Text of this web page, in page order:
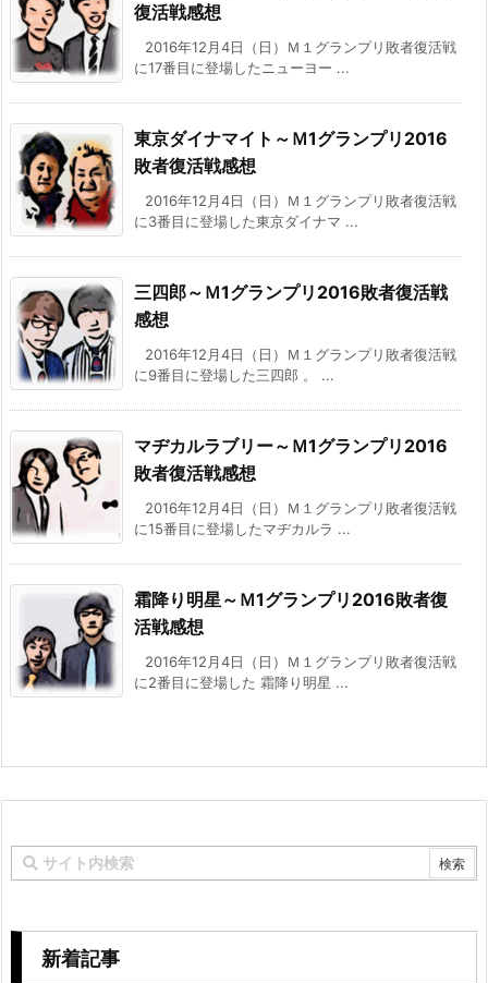
復活戦感想
2016年12月4日（日）Ｍ１グランプリ敗者復活戦
に17番目に登場したニューヨー ...
東京ダイナマイト～Ｍ1グランプリ2016
敗者復活戦感想
2016年12月4日（日）Ｍ１グランプリ敗者復活戦
に3番目に登場した東京ダイナマ ...
三四郎～Ｍ1グランプリ2016敗者復活戦
感想
2016年12月4日（日）Ｍ１グランプリ敗者復活戦
に9番目に登場した三四郎 。 ...
マヂカルラブリー～Ｍ1グランプリ2016
敗者復活戦感想
2016年12月4日（日）Ｍ１グランプリ敗者復活戦
に15番目に登場したマヂカルラ ...
霜降り明星～Ｍ1グランプリ2016敗者復
活戦感想
2016年12月4日（日）Ｍ１グランプリ敗者復活戦
に2番目に登場した 霜降り明星 ...
新着記事